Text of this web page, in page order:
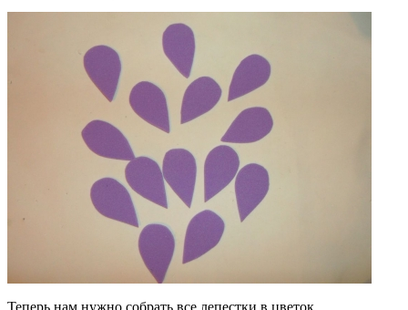
Теперь нам нужно собрать все лепестки в цветок.